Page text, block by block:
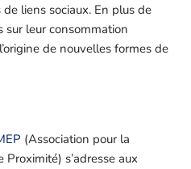
liens sociaux. En plus de
sur leur consommation
de nouvelles formes de
(Association pour la
Proximité) s’adresse aux